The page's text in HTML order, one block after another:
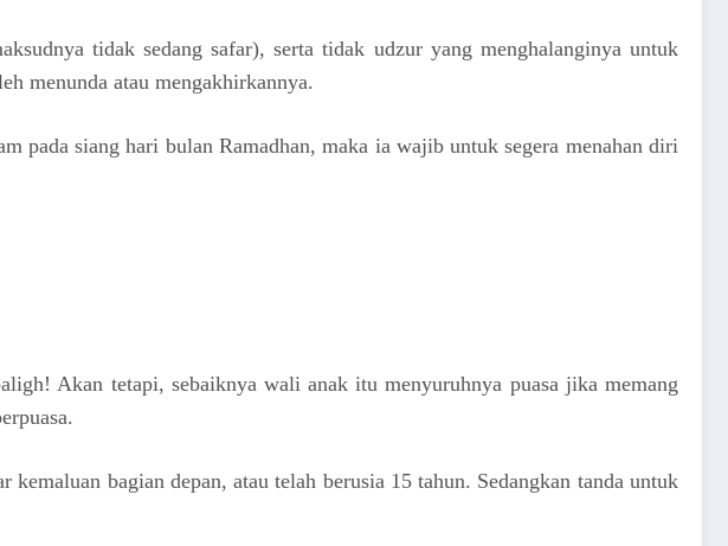
tidak sedang safar), serta tidak udzur yang menghalanginya untuk
menunda atau mengakhirkannya.
pada siang hari bulan Ramadhan, maka ia wajib untuk segera menahan diri
Akan tetapi, sebaiknya wali anak itu menyuruhnya puasa jika memang
bagian depan, atau telah berusia 15 tahun. Sedangkan tanda untuk